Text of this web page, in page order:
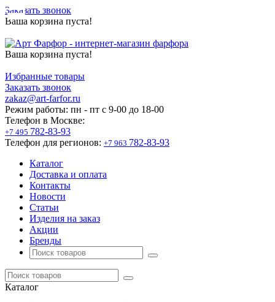
Заказать звонок
Ваша корзина пуста!
Ваша корзина пуста!
Избранные товары
Заказать звонок
zakaz@art-farfor.ru
Режим работы: пн - пт c 9-00 до 18-00
Телефон в Москве:
+7 495 782-83-93
Телефон для регионов: +7 963 782-83-93
Каталог
Доставка и оплата
Контакты
Новости
Статьи
Изделия на заказ
Акции
Бренды
Каталог